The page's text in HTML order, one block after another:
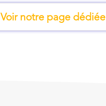
Voir notre page dédiée